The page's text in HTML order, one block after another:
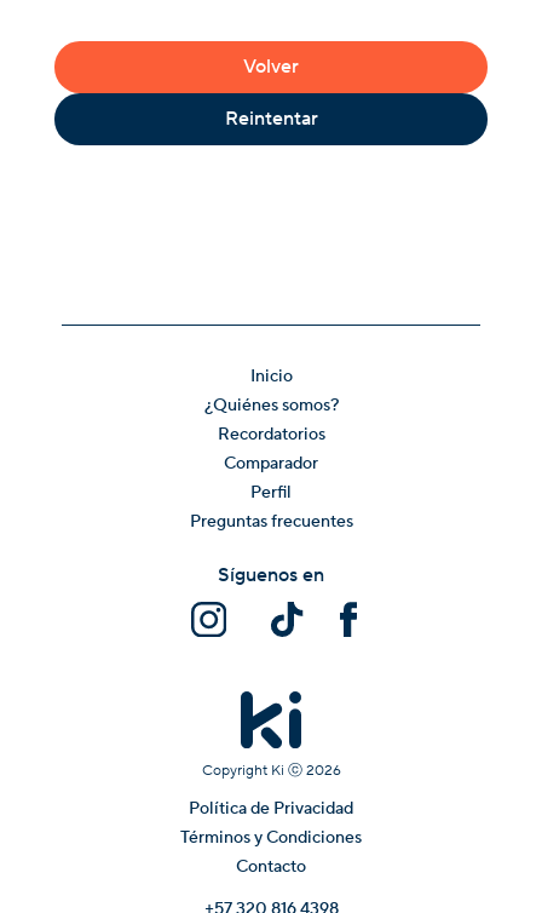
Volver
Reintentar
Inicio
¿Quiénes somos?
Recordatorios
Comparador
Perfil
Preguntas frecuentes
Copyright Ki ⓒ 2026
Política de Privacidad
Términos y Condiciones
Contacto
Síguenos en